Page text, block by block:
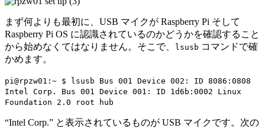
まず何よりも最初に、USB マイクが Raspberry Pi そして
Raspberry Pi OS に認識されているのかどうかを確認すること
から始めなくてはなりません。そこで、
lsusb コマンドで確
かめます。
pi@rpzw01:~ $ lsusb Bus 001 Device 002: ID 8086:0808
Intel Corp. Bus 001 Device 001: ID 1d6b:0002 Linux
Foundation 2.0 root hub
“Intel Corp.” と表示されているものが USB マイクです。次の